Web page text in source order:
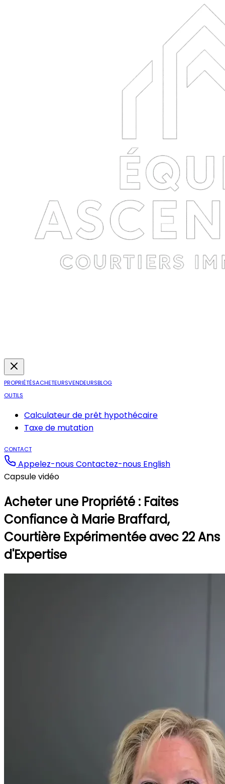
PROPRIÉTÉSACHETEURSVENDEURSBLOG
OUTILS
Calculateur de prêt hypothécaire
Taxe de mutation
CONTACT
Appelez-nousContactez-nous English
Capsule vidéo
Acheter une Propriété : Faites
Confiance à Marie Braffard,
Courtière Expérimentée avec 22 Ans
d'Expertise